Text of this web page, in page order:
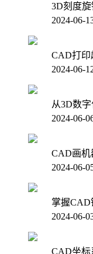
3D刻度旋
2024-06-
CAD打印
2024-06-
从3D数
2024-06-
CAD画机
2024-06-
掌握CAD
2024-06-
CAD坐标